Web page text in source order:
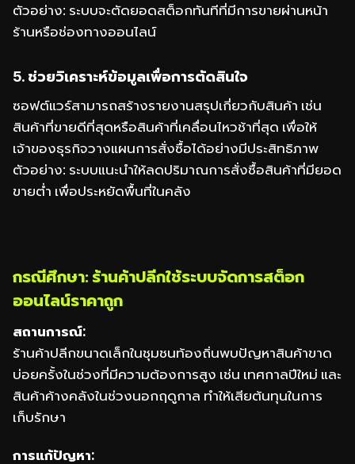
ตัวอย่าง: ระบบจะตัดยอดสต็อกทันทีที่มีการขายผ่านหน้า
ร้านหรือช่องทางออนไลน์
5. ช่วยวิเคราะห์ข้อมูลเพื่อการตัดสินใจ
ซอฟต์แวร์สามารถสร้างรายงานสรุปเกี่ยวกับสินค้า เช่น
สินค้าที่ขายดีที่สุดหรือสินค้าที่เคลื่อนไหวช้าที่สุด เพื่อให้
เจ้าของธุรกิจวางแผนการสั่งซื้อได้อย่างมีประสิทธิภาพ
ตัวอย่าง: ระบบแนะนำให้ลดปริมาณการสั่งซื้อสินค้าที่มียอด
ขายต่ำ เพื่อประหยัดพื้นที่ในคลัง
กรณีศึกษา: ร้านค้าปลีกใช้ระบบจัดการสต็อก
ออนไลน์ราคาถูก
สถานการณ์:
ร้านค้าปลีกขนาดเล็กในชุมชนท้องถิ่นพบปัญหาสินค้าขาด
บ่อยครั้งในช่วงที่มีความต้องการสูง เช่น เทศกาลปีใหม่ และ
สินค้าค้างคลังในช่วงนอกฤดูกาล ทำให้เสียต้นทุนในการ
เก็บรักษา
การแก้ปัญหา: